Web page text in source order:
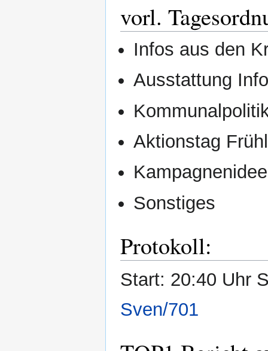
vorl.
Infos aus den
Ausstattung
Aktionstag
Sonstiges
Protokoll:
Start: 20:40 Uhr
Sven/701